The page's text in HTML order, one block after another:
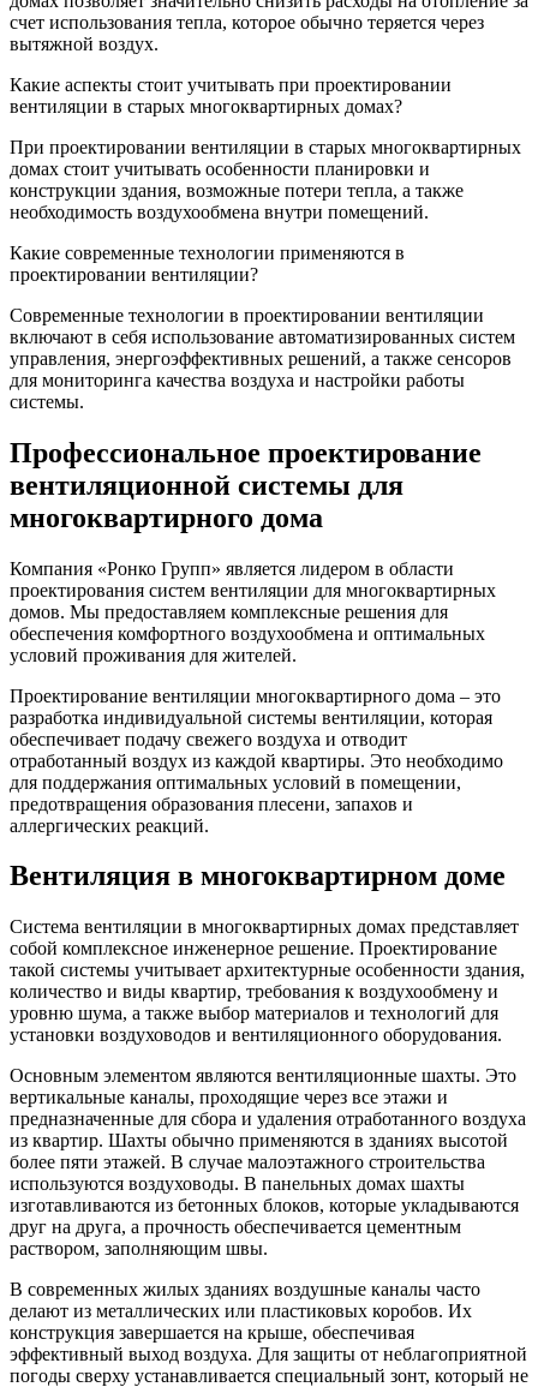
счет использования тепла, которое обычно теряется через
вытяжной воздух.
Какие аспекты стоит учитывать при проектировании
вентиляции в старых многоквартирных домах?
При проектировании вентиляции в старых многоквартирных
домах стоит учитывать особенности планировки и
конструкции здания, возможные потери тепла, а также
необходимость воздухообмена внутри помещений.
Какие современные технологии применяются в
проектировании вентиляции?
Современные технологии в проектировании вентиляции
включают в себя использование автоматизированных систем
управления, энергоэффективных решений, а также сенсоров
для мониторинга качества воздуха и настройки работы
системы.
Профессиональное проектирование
вентиляционной системы для
многоквартирного дома
Компания «Ронко Групп» является лидером в области
проектирования систем вентиляции для многоквартирных
домов. Мы предоставляем комплексные решения для
обеспечения комфортного воздухообмена и оптимальных
условий проживания для жителей.
Проектирование вентиляции многоквартирного дома – это
разработка индивидуальной системы вентиляции, которая
обеспечивает подачу свежего воздуха и отводит
отработанный воздух из каждой квартиры. Это необходимо
для поддержания оптимальных условий в помещении,
предотвращения образования плесени, запахов и
аллергических реакций.
Вентиляция в многоквартирном доме
Система вентиляции в многоквартирных домах представляет
собой комплексное инженерное решение. Проектирование
такой системы учитывает архитектурные особенности здания,
количество и виды квартир, требования к воздухообмену и
уровню шума, а также выбор материалов и технологий для
установки воздуховодов и вентиляционного оборудования.
Основным элементом являются вентиляционные шахты. Это
вертикальные каналы, проходящие через все этажи и
предназначенные для сбора и удаления отработанного воздуха
из квартир. Шахты обычно применяются в зданиях высотой
более пяти этажей. В случае малоэтажного строительства
используются воздуховоды. В панельных домах шахты
изготавливаются из бетонных блоков, которые укладываются
друг на друга, а прочность обеспечивается цементным
раствором, заполняющим швы.
В современных жилых зданиях воздушные каналы часто
делают из металлических или пластиковых коробов. Их
конструкция завершается на крыше, обеспечивая
эффективный выход воздуха. Для защиты от неблагоприятной
погоды сверху устанавливается специальный зонт, который не